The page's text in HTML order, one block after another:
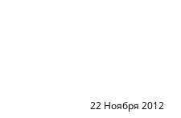
22 Ноября 2012